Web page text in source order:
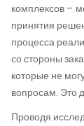
комплексов –
принятия
процесса
со стороны
которые не
вопросам. Это
Проводя